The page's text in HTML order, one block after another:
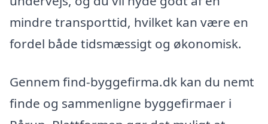
mindre transporttid, hvilket kan være en
fordel både tidsmæssigt og økonomisk.
Gennem find-byggefirma.dk kan du nemt
finde og sammenligne byggefirmaer i